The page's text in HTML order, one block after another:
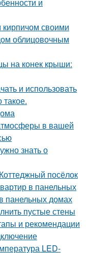
своими
облицовочным
на конек крыши:
и использовать
такое.
в вашей
знать о
посёлок
в панельных
панельных домах
пустые стены
и рекомендации
LED-